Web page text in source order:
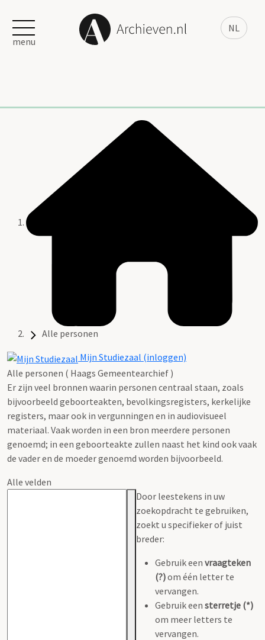
NL
menu
Alle personen
Mijn Studiezaal (inloggen)
Alle personen ( Haags Gemeentearchief )
Er zijn veel bronnen waarin personen centraal staan, zoals
bijvoorbeeld geboorteakten, bevolkingsregisters, kerkelijke
registers, maar ook in vergunningen en in audiovisueel
materiaal. Vaak worden in een bron meerdere personen
genoemd; in een geboorteakte zullen naast het kind ook vaak
de vader en de moeder genoemd worden bijvoorbeeld.
Alle velden
Door leestekens in uw
zoekopdracht te gebruiken,
zoekt u specifieker of juist
breder:
Gebruik een vraagteken
(?)om één letter te
vervangen.
Gebruik een sterretje (*)
om meer letters te
vervangen.